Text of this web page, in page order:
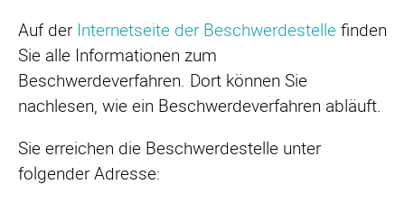
Auf der Internetseite der Beschwerdestelle finden
Sie alle Informationen zum
Beschwerdeverfahren. Dort können Sie
nachlesen, wie ein Beschwerdeverfahren abläuft.
Sie erreichen die Beschwerdestelle unter
folgender Adresse: